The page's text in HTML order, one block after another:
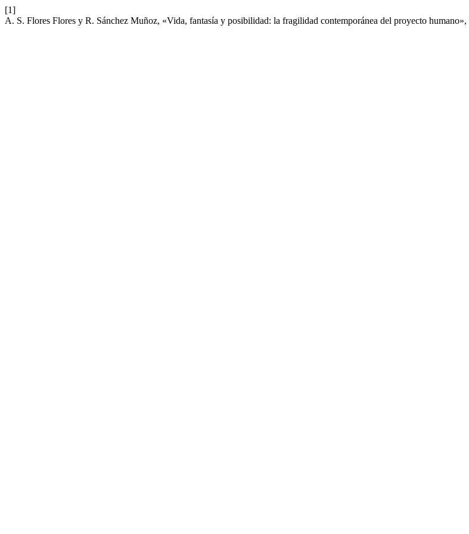
[1]
A. S. Flores Flores y R. Sánchez Muñoz, «Vida, fantasía y posibilidad: la fragilidad contemporánea del proyecto humano»,